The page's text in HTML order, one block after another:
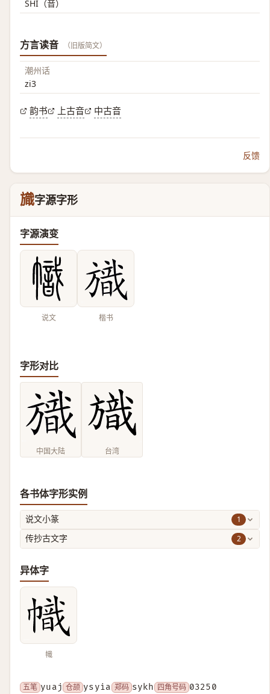
SHI（音）
方言读音 （旧版简文）
潮州话
zi3
韵书 上古音 中古音
反馈
旘字源字形
字源演变
说文 楷书
字形对比
中国大陆 台湾
各书体字形实例
说文小篆 1
传抄古文字 2
异体字
幟
五笔 yuaj 仓颉 ysyia 郑码 sykh 四角号码 03250